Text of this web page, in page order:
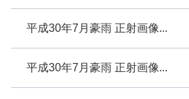
平成30年7月豪雨 正射画像...
平成30年7月豪雨 正射画像...